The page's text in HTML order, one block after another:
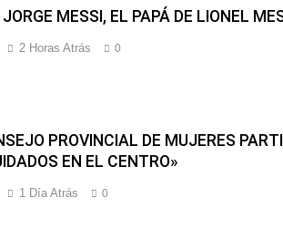
MESSI, EL PAPÁ DE LIONEL
2 Horas Atrás 0
PROVINCIAL DE MUJERES
EN EL CENTRO»
1 Día Atrás 0